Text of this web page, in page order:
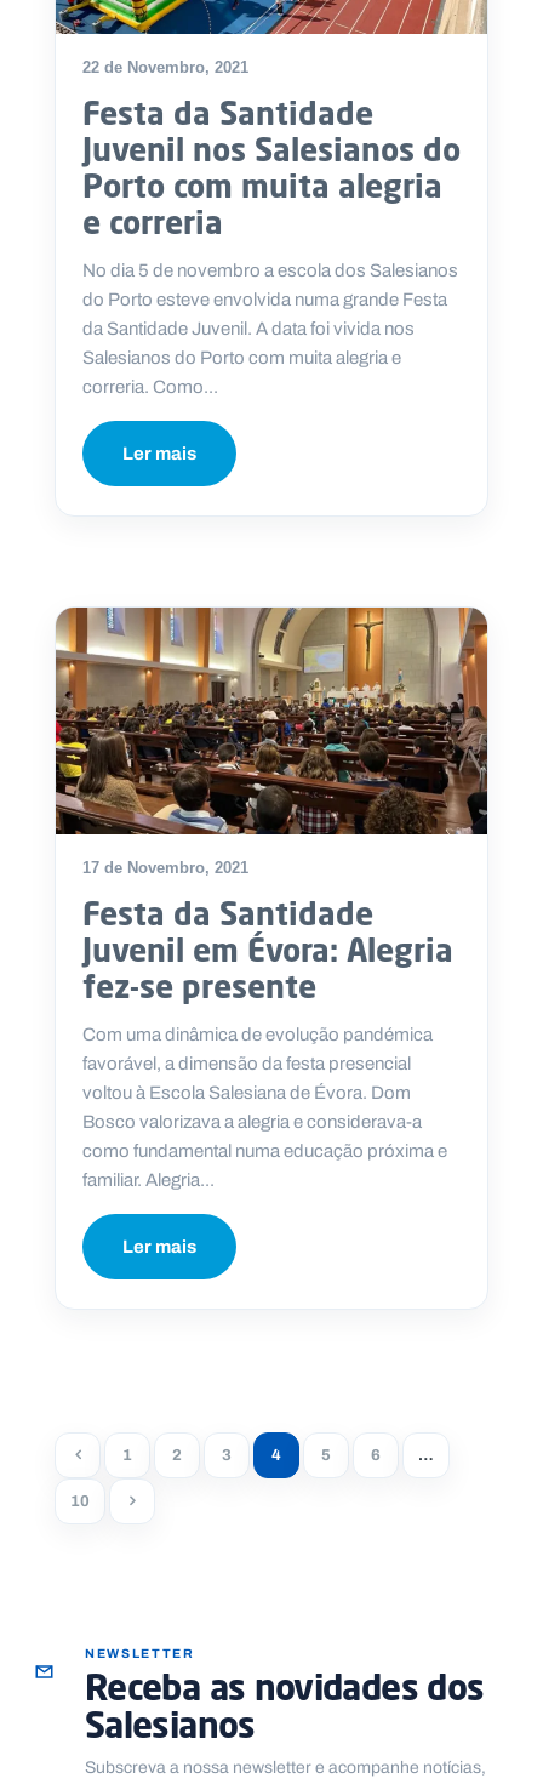
22 de Novembro, 2021
Festa da Santidade
Juvenil nos Salesianos do
Porto com muita alegria
e correria
No dia 5 de novembro a escola dos Salesianos
do Porto esteve envolvida numa grande Festa
da Santidade Juvenil. A data foi vivida nos
Salesianos do Porto com muita alegria e
correria. Como...
Ler mais
17 de Novembro, 2021
Festa da Santidade
Juvenil em Évora: Alegria
fez-se presente
Com uma dinâmica de evolução pandémica
favorável, a dimensão da festa presencial
voltou à Escola Salesiana de Évora. Dom
Bosco valorizava a alegria e considerava-a
como fundamental numa educação próxima e
familiar. Alegria...
Ler mais
1 2 3 4 5 6
…
10
NEWSLETTER
Receba as novidades dos
Salesianos
Subscreva a nossa newsletter e acompanhe notícias,